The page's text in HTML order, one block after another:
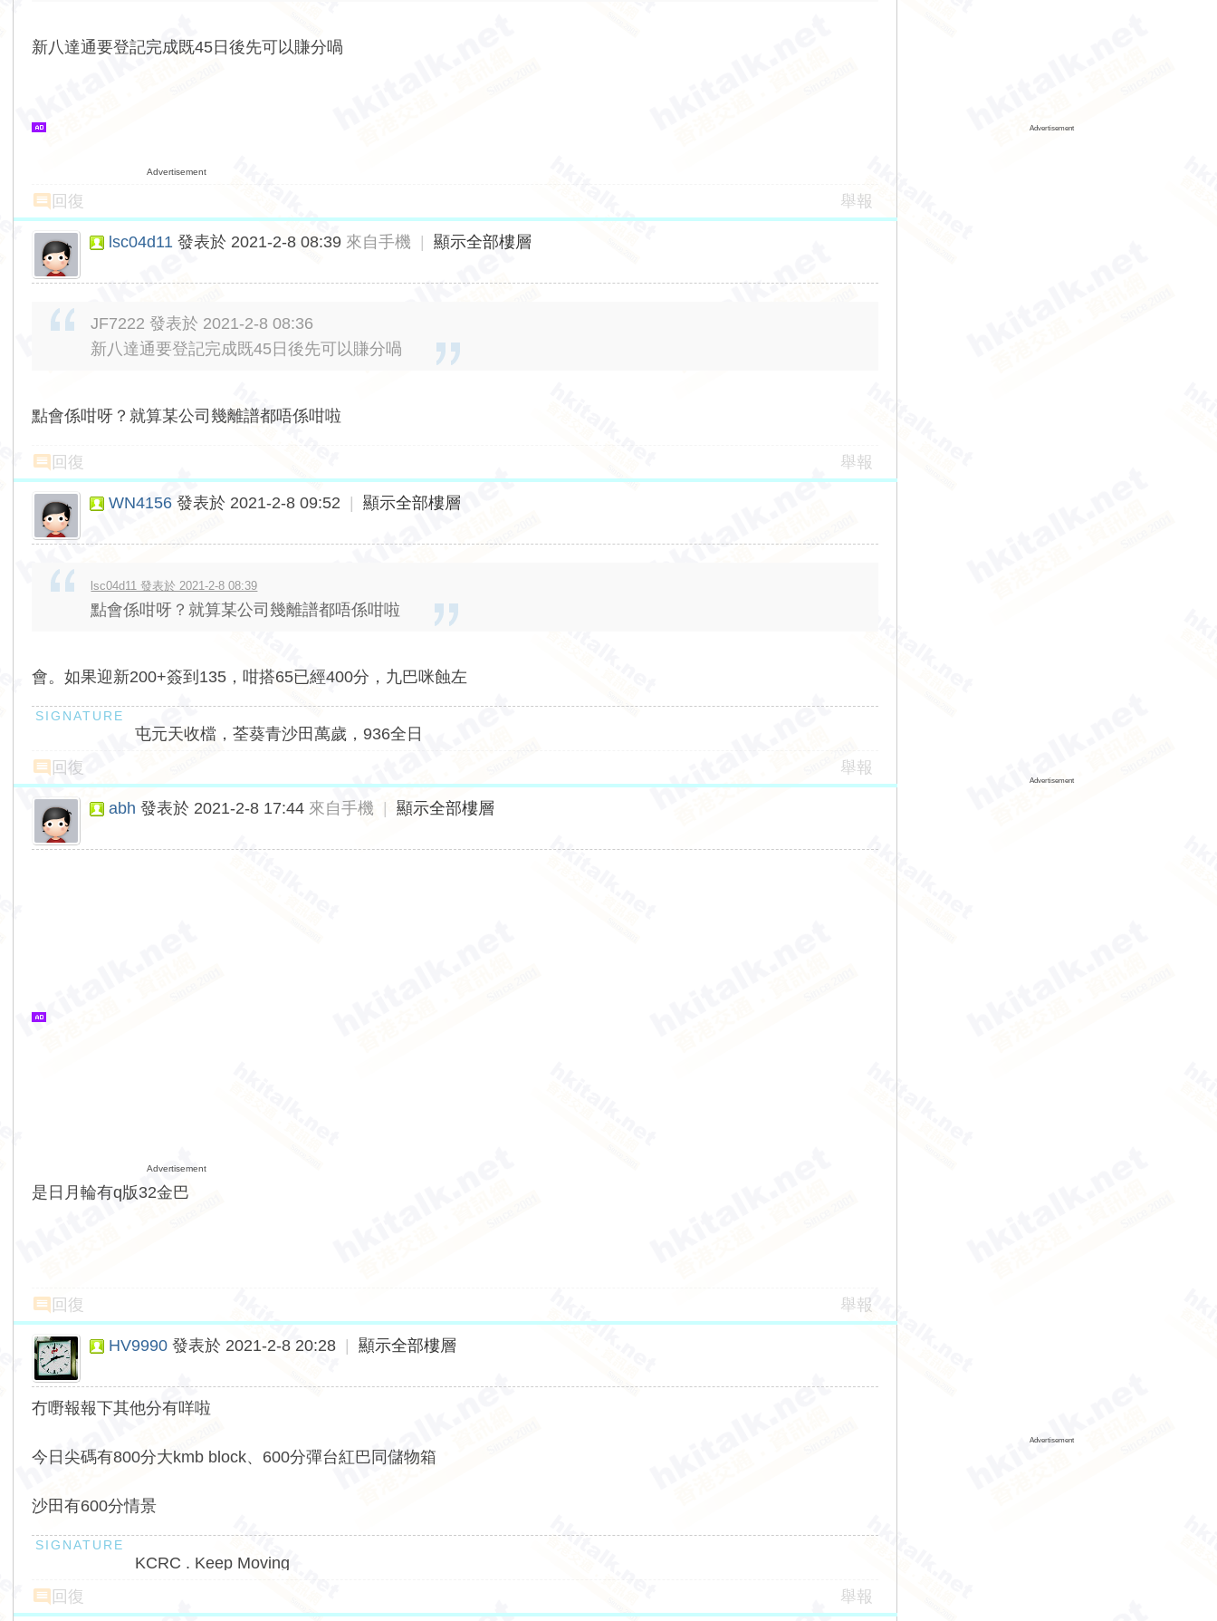
新八達通要登記完成既45日後先可以賺分喎
Advertisement
回復 舉報
lsc04d11 發表於 2021-2-8 08:39 來自手機 顯示全部樓層
JF7222 發表於 2021-2-8 08:36
新八達通要登記完成既45日後先可以賺分喎
點會係咁呀？就算某公司幾離譜都唔係咁啦
回復 舉報
WN4156 發表於 2021-2-8 09:52 顯示全部樓層
lsc04d11 發表於 2021-2-8 08:39
點會係咁呀？就算某公司幾離譜都唔係咁啦
會。如果迎新200+簽到135，咁搭65已經400分，九巴咪蝕左
屯元天收檔，荃葵青沙田萬歲，936全日
回復
舉報
abh 發表於 2021-2-8 17:44 來自手機 顯示全部樓層
Advertisement
是日月輪有q版32金巴
回復 舉報
HV9990 發表於 2021-2-8 20:28 顯示全部樓層
冇嘢報報下其他分有咩啦
今日尖碼有800分大kmb block、600分彈台紅巴同儲物箱
沙田有600分情景
KCRC . Keep Moving
回復
舉報
Advertisement
Advertisement
Advertisement